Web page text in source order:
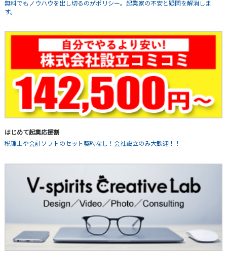
無料でもノウハウを出し切るのがポリシー。起業家の不安と疑問を解消しま
す。
はじめて起業応援割
税理士や会計ソフトのセット契約なし！会社設立のみ大歓迎！！